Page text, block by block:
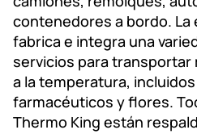
contenedores a bordo. La
fabrica e integra una
servicios para transportar
a la temperatura,
farmacéuticos y flores.
Thermo King están